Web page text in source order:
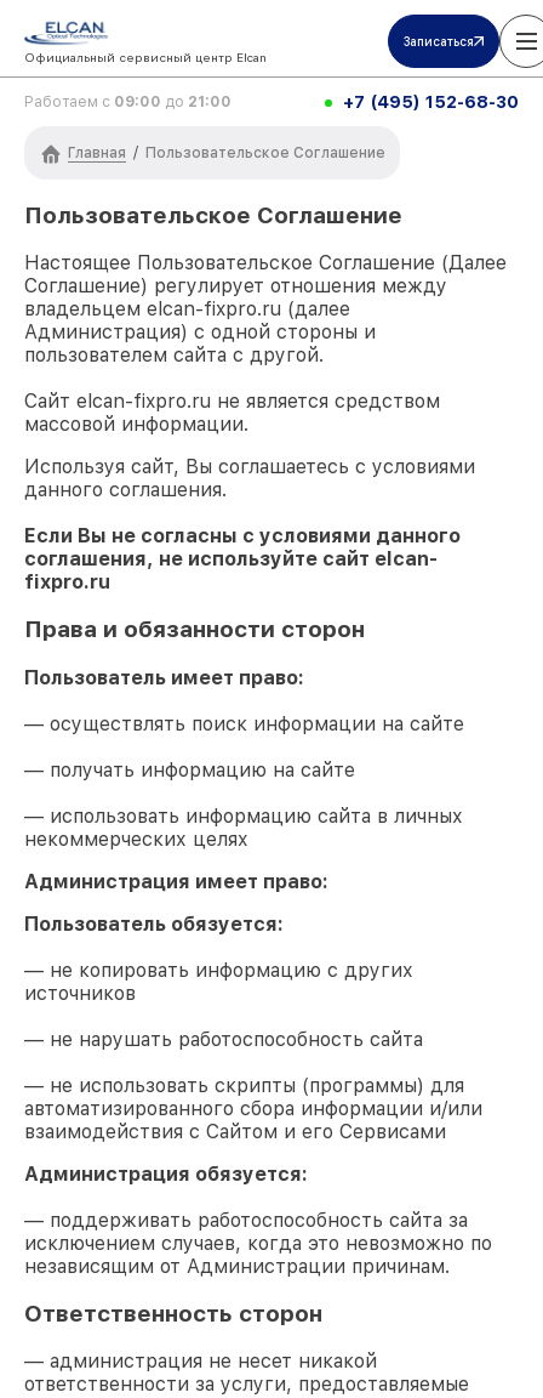
Официальный сервисный центр Elcan
Записаться
Работаем с 09:00 до 21:00 +7 (495) 152-68-30
Главная / Пользовательское Соглашение
Пользовательское Соглашение
Настоящее Пользовательское Соглашение (Далее
Соглашение) регулирует отношения между
владельцем elcan-fixpro.ru (далее
Администрация) с одной стороны и
пользователем сайта с другой.
Сайт elcan-fixpro.ru не является средством
массовой информации.
Используя сайт, Вы соглашаетесь с условиями
данного соглашения.
Если Вы не согласны с условиями данного
соглашения, не используйте сайт elcan-
fixpro.ru
Права и обязанности сторон
Пользователь имеет право:
— осуществлять поиск информации на сайте
— получать информацию на сайте
— использовать информацию сайта в личных
некоммерческих целях
Администрация имеет право:
Пользователь обязуется:
— не копировать информацию с других
источников
— не нарушать работоспособность сайта
— не использовать скрипты (программы) для
автоматизированного сбора информации и/или
взаимодействия с Сайтом и его Сервисами
Администрация обязуется:
— поддерживать работоспособность сайта за
исключением случаев, когда это невозможно по
независящим от Администрации причинам.
Ответственность сторон
— администрация не несет никакой
ответственности за услуги, предоставляемые